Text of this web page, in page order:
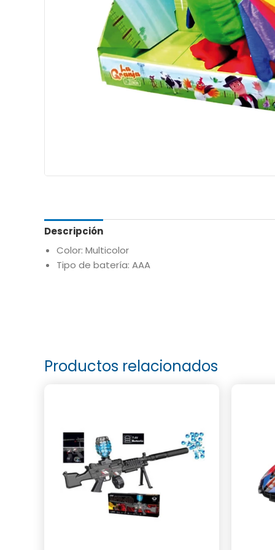
Descripción
Color: Multicolor
Tipo de batería: AAA
Productos relacionados